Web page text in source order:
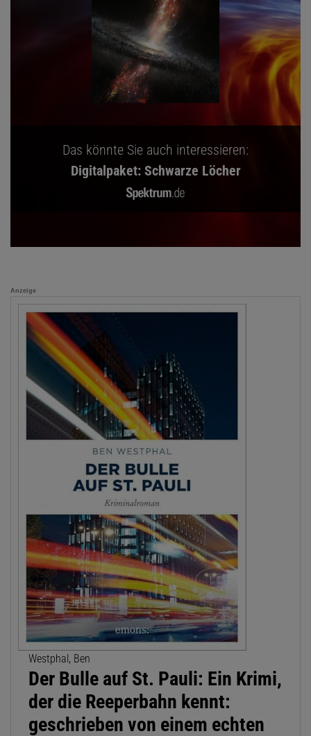
Das könnte Sie auch interessieren:
Digitalpaket: Schwarze Löcher
Anzeige
Westphal, Ben
Der Bulle auf St. Pauli: Ein Krimi,
der die Reeperbahn kennt:
geschrieben von einem echten